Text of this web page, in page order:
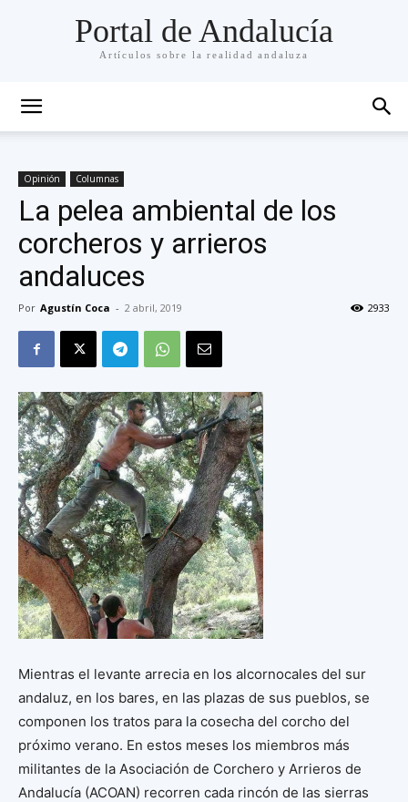
Portal de Andalucía
Artículos sobre la realidad andaluza
Opinión Columnas
La pelea ambiental de los
corcheros y arrieros
andaluces
Por Agustín Coca - 2 abril, 2019 2933
Mientras el levante arrecia en los alcornocales del sur
andaluz, en los bares, en las plazas de sus pueblos, se
componen los tratos para la cosecha del corcho del
próximo verano. En estos meses los miembros más
militantes de la Asociación de Corchero y Arrieros de
Andalucía (ACOAN) recorren cada rincón de las sierras